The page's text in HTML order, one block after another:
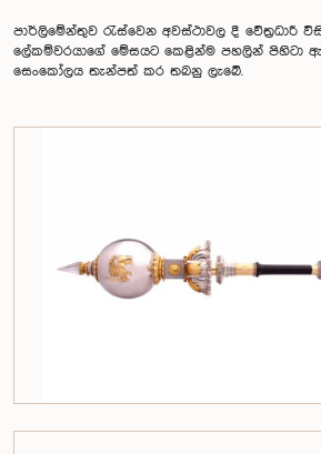
පාර්ලි‌මේන්තුව රැස්‌වෙන අවස්ථාවල දී ‌වේත්‍රධාරී
‌ලේකම්වරයා‌ගේ ‌මේසයට ‌කෙළින්ම පහලින් පිහිටා
‌සෙං‌කෝලය තැන්පත් කර තබනු ලැ‌බේ.